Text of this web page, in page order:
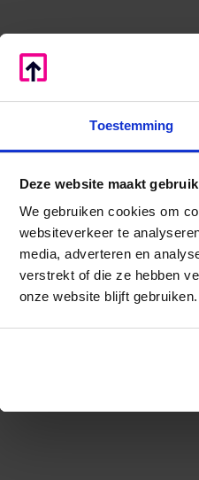
Toestemming
Deze website maakt
We gebruiken cookies om
websiteverkeer te
media, adverteren en
verstrekt of die ze hebben
onze website blijft gebruiken.
box 3
box 3